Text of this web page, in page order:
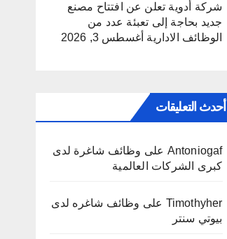
شركة أدوية تعلن عن افتتاح مصنع
جديد بحاجة إلى تعبئة عدد من
الوظائف الادارية أغسطس 3, 2026
أحدث التعليقات
Antoniogaf على وظائف شاغرة لدى
كبرى الشركات العالمية
Timothyher على وظائف شاغره لدى
بيوتي سنتر